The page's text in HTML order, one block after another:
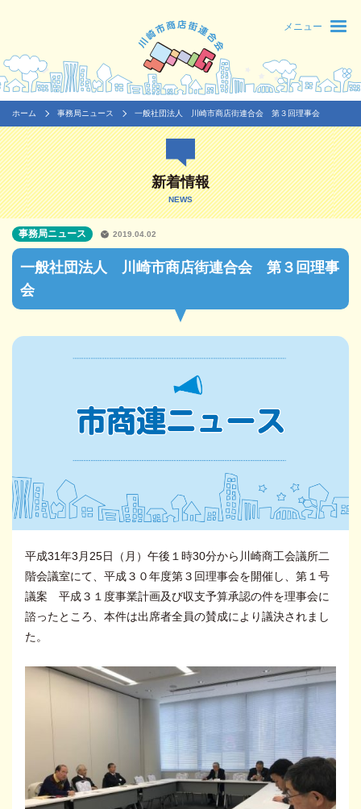
メニュー
ホーム 事務局ニュース 一般社団法人 川崎市商店街連合会 第３回理事会
新着情報
NEWS
一般社団法人 川崎市商店街連合会 第３回理事
会
事務局ニュース 2019.04.02
平成31年3月25日（月）午後１時30分から川崎商工会議所二
階会議室にて、平成３０年度第３回理事会を開催し、第１号
議案 平成３１度事業計画及び収支予算承認の件を理事会に
諮ったところ、本件は出席者全員の賛成により議決されまし
た。